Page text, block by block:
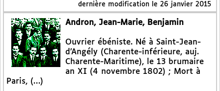
dernière modification le 26 janvier 2015
Andron, Jean-Marie, Benjamin
Ouvrier ébéniste. Né à Saint-Jean-
d’Angély (Charente-inférieure, auj.
Charente-Maritime), le 13 brumaire
an XI (4 novembre 1802) ; Mort à
Paris, (…)